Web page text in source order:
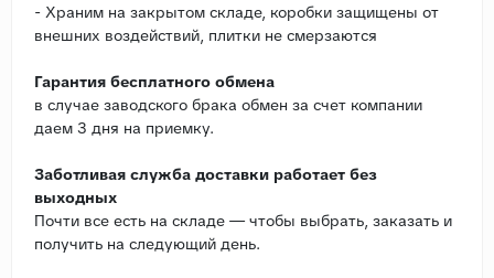
- Храним на закрытом складе, коробки защищены от
внешних воздействий, плитки не смерзаются
Гарантия бесплатного обмена
в случае заводского брака обмен за счет компании
даем 3 дня на приемку.
Заботливая служба доставки работает без
выходных
Почти все есть на складе — чтобы выбрать, заказать и
получить на следующий день.